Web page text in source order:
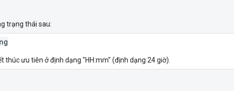
trạng thái sau:
thúc ưu tiên ở định dạng "HH:mm" (định dạng 24 giờ).